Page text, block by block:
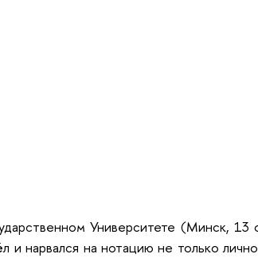
Университете (Минск,
и нарвался на нотацию не только